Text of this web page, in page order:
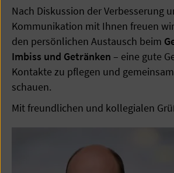
Nach Diskussion der Verbesserung
Kommunikation mit Ihnen freuen
den persönlichen Austausch beim
Imbiss und Getränken – eine gute
Kontakte zu pflegen und
schauen.
Mit freundlichen und kollegialen